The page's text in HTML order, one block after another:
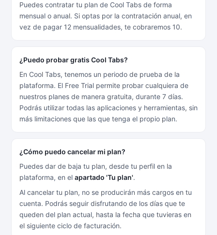
Puedes contratar tu plan de Cool Tabs de forma
mensual o anual. Si optas por la contratación anual, en
vez de pagar 12 mensualidades, te cobraremos 10.
¿Puedo probar gratis Cool Tabs?
En Cool Tabs, tenemos un periodo de prueba de la
plataforma. El Free Trial permite probar cualquiera de
nuestros planes de manera gratuita, durante 7 días.
Podrás utilizar todas las aplicaciones y herramientas, sin
más limitaciones que las que tenga el propio plan.
¿Cómo puedo cancelar mi plan?
Puedes dar de baja tu plan, desde tu perfil en la
plataforma, en el apartado 'Tu plan'.
Al cancelar tu plan, no se producirán más cargos en tu
cuenta. Podrás seguir disfrutando de los días que te
queden del plan actual, hasta la fecha que tuvieras en
el siguiente ciclo de facturación.